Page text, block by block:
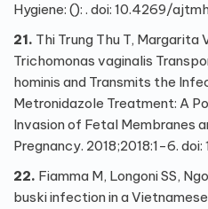
Hygiene: (): . doi: 10.4269/
21. Thi Trung Thu T, Margarita
Trichomonas vaginalis
hominis and Transmits the
Metronidazole Treatment: A
Invasion of Fetal Membranes
Pregnancy. 2018;2018:1-6. doi:
22. Fiamma M, Longoni SS,
buski infection in a